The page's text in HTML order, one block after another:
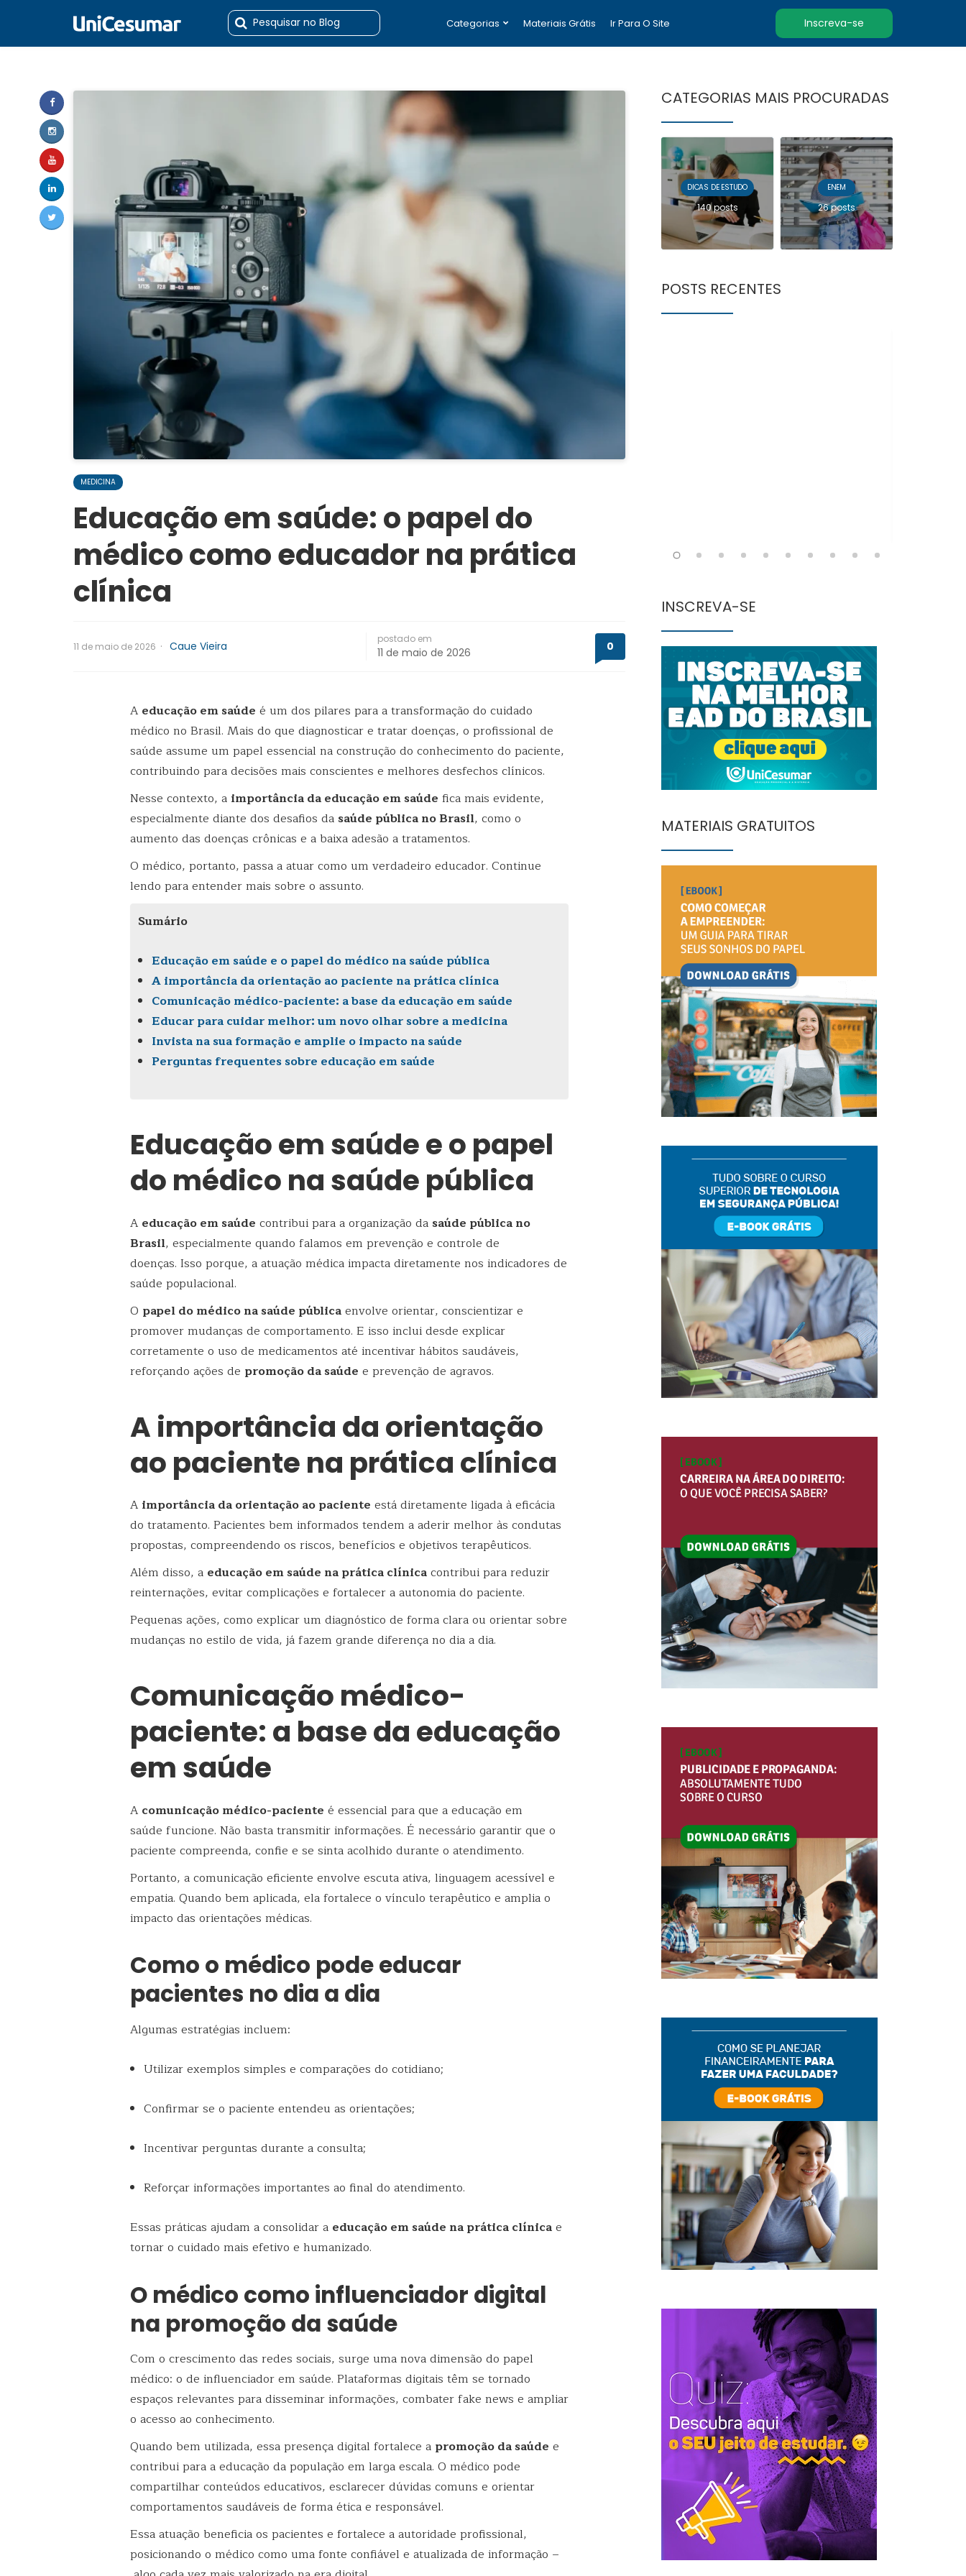
Categorias Materiais Grátis Ir Para O Site Inscreva-se
MEDICINA
Educação em saúde: o papel do
médico como educador na prática
clínica
11 de maio de 2026 · Caue Vieira
postado em
11 de maio de 2026 0
A educação em saúde é um dos pilares para a transformação do cuidado
médico no Brasil. Mais do que diagnosticar e tratar doenças, o profissional de
saúde assume um papel essencial na construção do conhecimento do paciente,
contribuindo para decisões mais conscientes e melhores desfechos clínicos.
Nesse contexto, a importância da educação em saúde fica mais evidente,
especialmente diante dos desafios da saúde pública no Brasil, como o
aumento das doenças crônicas e a baixa adesão a tratamentos.
O médico, portanto, passa a atuar como um verdadeiro educador. Continue
lendo para entender mais sobre o assunto.
Sumário
Educação em saúde e o papel do médico na saúde pública
A importância da orientação ao paciente na prática clínica
Comunicação médico-paciente: a base da educação em saúde
Educar para cuidar melhor: um novo olhar sobre a medicina
Invista na sua formação e amplie o impacto na saúde
Perguntas frequentes sobre educação em saúde
Educação em saúde e o papel
do médico na saúde pública
A educação em saúde contribui para a organização da saúde pública no
Brasil, especialmente quando falamos em prevenção e controle de
doenças. Isso porque, a atuação médica impacta diretamente nos indicadores de
saúde populacional.
O papel do médico na saúde públicaenvolve orientar, conscientizar e
promover mudanças de comportamento. E isso inclui desde explicar
corretamente o uso de medicamentos até incentivar hábitos saudáveis,
reforçando ações de promoção da saúde e prevenção de agravos.
A importância da orientação
ao paciente na prática clínica
A importância da orientação ao paciente está diretamente ligada à eficácia
do tratamento. Pacientes bem informados tendem a aderir melhor às condutas
propostas, compreendendo os riscos, benefícios e objetivos terapêuticos.
Além disso, a educação em saúde na prática clínicacontribui para reduzir
reinternações, evitar complicações e fortalecer a autonomia do paciente.
Pequenas ações, como explicar um diagnóstico de forma clara ou orientar sobre
mudanças no estilo de vida, já fazem grande diferença no dia a dia.
Comunicação médico-
paciente: a base da educação
em saúde
A comunicação médico-paciente é essencial para que a educação em
saúde funcione. Não basta transmitir informações. É necessário garantir que o
paciente compreenda, confie e se sinta acolhido durante o atendimento.
Portanto, a comunicação eficiente envolve escuta ativa, linguagem acessível e
empatia. Quando bem aplicada, ela fortalece o vínculo terapêutico e amplia o
impacto das orientações médicas.
Como o médico pode educar
pacientes no dia a dia
Algumas estratégias incluem:
Utilizar exemplos simples e comparações do cotidiano;
Confirmar se o paciente entendeu as orientações;
Incentivar perguntas durante a consulta;
Reforçar informações importantes ao final do atendimento.
Essas práticas ajudam a consolidar a educação em saúde na prática clínicae
tornar o cuidado mais efetivo e humanizado.
O médico como influenciador digital
na promoção da saúde
Com o crescimento das redes sociais, surge uma nova dimensão do papel
médico: o de influenciador em saúde. Plataformas digitais têm se tornado
espaços relevantes para disseminar informações, combater fake news e ampliar
o acesso ao conhecimento.
Quando bem utilizada, essa presença digital fortalece a promoção da saúde e
contribui para a educação da população em larga escala. O médico pode
compartilhar conteúdos educativos, esclarecer dúvidas comuns e orientar
comportamentos saudáveis de forma ética e responsável.
Essa atuação beneficia os pacientes e fortalece a autoridade profissional,
posicionando o médico como uma fonte confiável e atualizada de informação –
CATEGORIAS MAIS PROCURADAS
DICAS DE ESTUDO
140 posts
ENEM
26 posts
POSTS RECENTES
INSCREVA-SE
MATERIAIS GRATUITOS